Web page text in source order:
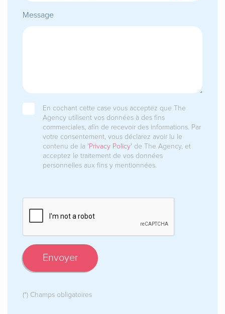
Message
En cochant cette case vous acceptez que The
Agency utilisent vos données à des fins
commerciales, afin de recevoir des informations. Par
votre consentement, vous déclarez avoir lu le
contenu de la 'Privacy Policy' de The Agency, et
acceptez le traitement de vos données
personnelles aux fins y mentionnées.
Envoyer
(*) Champs obligatoires